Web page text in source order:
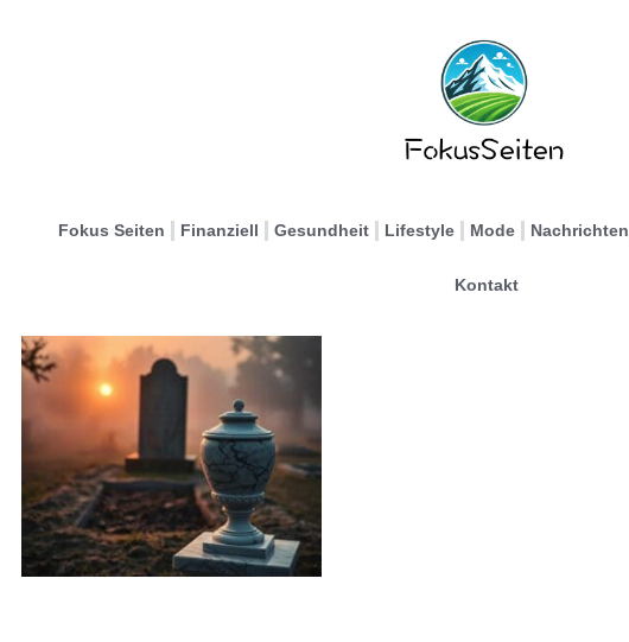
Fokus Seiten Finanziell Gesundheit Lifestyle Mode Nachrichten
Kontakt